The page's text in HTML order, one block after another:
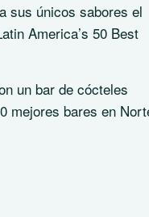
sus únicos sabores el
America’s 50 Best
un bar de cócteles
mejores bares en